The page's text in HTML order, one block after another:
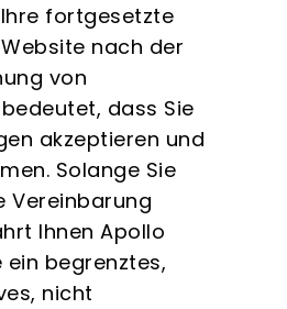
fortgesetzte
nach der
von
dass Sie
akzeptieren und
Solange Sie
Vereinbarung
Ihnen Apollo
ein begrenztes,
nicht